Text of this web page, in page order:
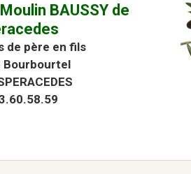
BAUSSY de
de père en fils
Bourbourtel